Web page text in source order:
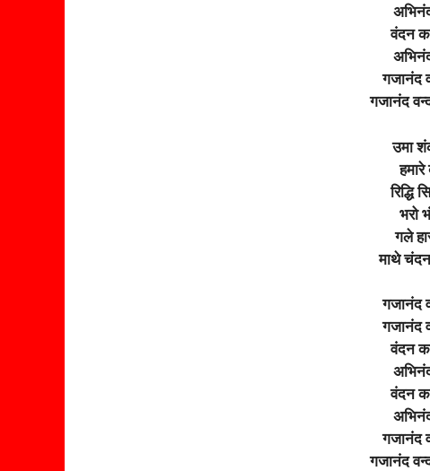
वंदन
गजानंद
गजानंद
उमा
हमारे
रिद्धि
भरो
गले
माथे
गजानंद
गजानंद
वंदन
वंदन
गजानंद
गजानंद